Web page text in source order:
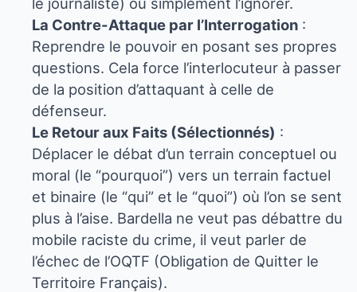
La Contre-Attaque par l’Interrogation :
Reprendre le pouvoir en posant ses propres
questions. Cela force l’interlocuteur à passer
de la position d’attaquant à celle de
défenseur.
Le Retour aux Faits (Sélectionnés) :
Déplacer le débat d’un terrain conceptuel ou
moral (le “pourquoi”) vers un terrain factuel
et binaire (le “qui” et le “quoi”) où l’on se sent
plus à l’aise. Bardella ne veut pas débattre du
mobile raciste du crime, il veut parler de
l’échec de l’OQTF (Obligation de Quitter le
Territoire Français).